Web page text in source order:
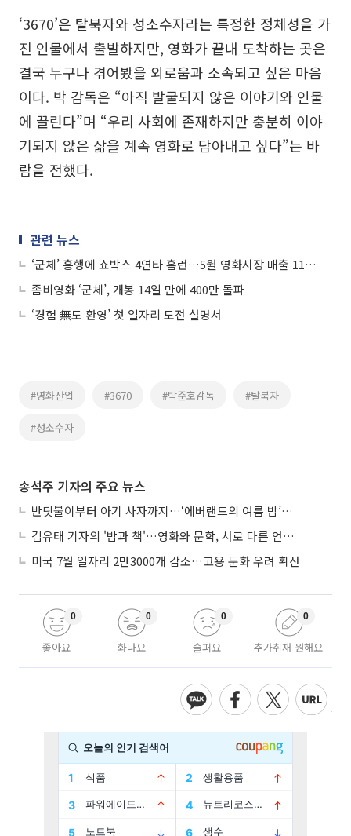
‘3670’은 탈북자와 성소수자라는 특정한 정체성을 가
진 인물에서 출발하지만, 영화가 끝내 도착하는 곳은
결국 누구나 겪어봤을 외로움과 소속되고 싶은 마음
이다. 박 감독은 “아직 발굴되지 않은 이야기와 인물
에 끌린다”며 “우리 사회에 존재하지만 충분히 이야
기되지 않은 삶을 계속 영화로 담아내고 싶다”는 바
람을 전했다.
관련 뉴스
‘군체’ 흥행에 쇼박스 4연타 홈런…5월 영화시장 매출 1126억원
좀비영화 ‘군체’, 개봉 14일 만에 400만 돌파
‘경험 無도 환영’ 첫 일자리 도전 설명서
#영화산업 #3670 #박준호감독 #탈북자
#성소수자
송석주 기자의 주요 뉴스
반딧불이부터 아기 사자까지…‘에버랜드의 여름 밤’이 기다려지는 이유
김유태 기자의 '밤과 책'…영화와 문학, 서로 다른 언어를 읽다
미국 7월 일자리 2만3000개 감소…고용 둔화 우려 확산
좋아요
0
화나요
0
슬퍼요
0
추가취재 원해요
0